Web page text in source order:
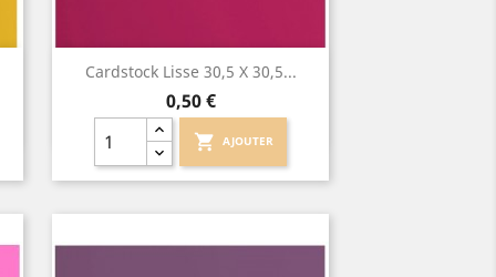
Cardstock Lisse 30,5 X 30,5...
Prix
0,50 €
shopping_cart AJOUTER
Aperçu rapide